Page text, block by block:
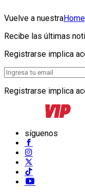
Vuelve a nuestra
Recibe las últimas
Registrarse implica
Registrarse implica
síguenos